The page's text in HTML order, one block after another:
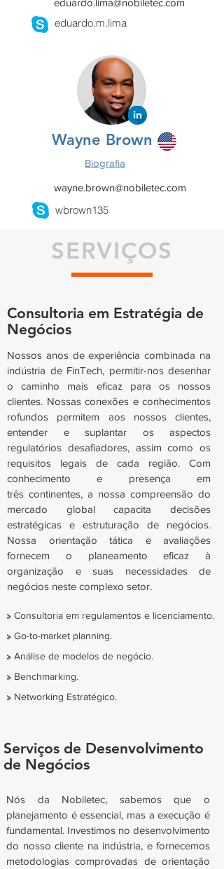
Nossos anos de experiência combinada na
indústria de FinTech, permitir-nos desenhar
ocaminho mais eficaz para os nossos
clientes. Nossas conexões e conhecimentos
rofundos permitem aos nossos clientes,
entender e suplantar os aspectos
regulatórios desafiadores, assim como os
requisitos legais de cada região. Com
conhecimento e presença em
três continentes, a nossa compreensão do
mercado global capacita decisões
estratégicas e estruturação de negócios.
Nossa orientação tática e avaliações
fornecem o planeamento eficaz à
organização e suas necessidades de
negócios neste complexo setor.
Serviços de Desenvolvimento
de Negócios
Nós da Nobiletec, sabemos que o
planejamento é essencial, mas a execução é
fundamental. Investimos no desenvolvimento
do nosso cliente na indústria, e fornecemos
metodologias comprovadas de orientação
SERVIÇOS
Consultoria em Estratégia de
Negócios
> Consultoria em regulamentos e licenciamento.
> Go-to-market planning.
> Análise de modelos de negócio.
> Benchmarking.
> Networking Estratégico.
eduardo.lima@nobiletec.com
eduardo.m.lima
Wayne Brown
wayne.brown@nobiletec.com
wbrown135
Biografia